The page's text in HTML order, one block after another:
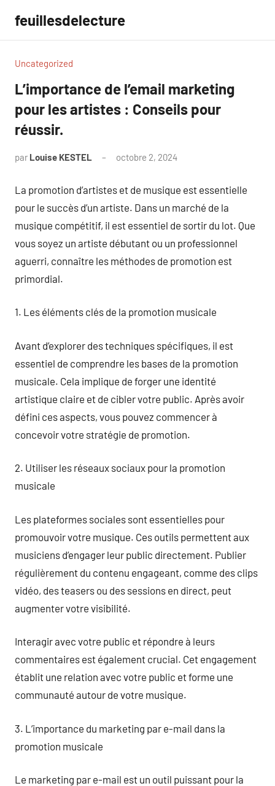
contenu
feuillesdelecture
Uncategorized
L’importance de l’email marketing
pour les artistes : Conseils pour
réussir.
par Louise KESTEL octobre 2, 2024
La promotion d’artistes et de musique est essentielle
pour le succès d’un artiste. Dans un marché de la
musique compétitif, il est essentiel de sortir du lot. Que
vous soyez un artiste débutant ou un professionnel
aguerri, connaître les méthodes de promotion est
primordial.
1. Les éléments clés de la promotion musicale
Avant d’explorer des techniques spécifiques, il est
essentiel de comprendre les bases de la promotion
musicale. Cela implique de forger une identité
artistique claire et de cibler votre public. Après avoir
défini ces aspects, vous pouvez commencer à
concevoir votre stratégie de promotion.
2. Utiliser les réseaux sociaux pour la promotion
musicale
Les plateformes sociales sont essentielles pour
promouvoir votre musique. Ces outils permettent aux
musiciens d’engager leur public directement. Publier
régulièrement du contenu engageant, comme des clips
vidéo, des teasers ou des sessions en direct, peut
augmenter votre visibilité.
Interagir avec votre public et répondre à leurs
commentaires est également crucial. Cet engagement
établit une relation avec votre public et forme une
communauté autour de votre musique.
3. L’importance du marketing par e-mail dans la
promotion musicale
Le marketing par e-mail est un outil puissant pour la